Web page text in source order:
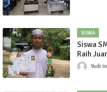
SISWA
Siswa
Raih
1447 H
Yudi